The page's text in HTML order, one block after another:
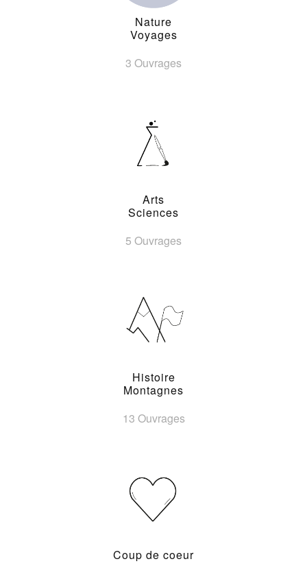
Nature
Voyages
3 Ouvrages
Arts
Sciences
5 Ouvrages
Histoire
Montagnes
13 Ouvrages
Coup de coeur